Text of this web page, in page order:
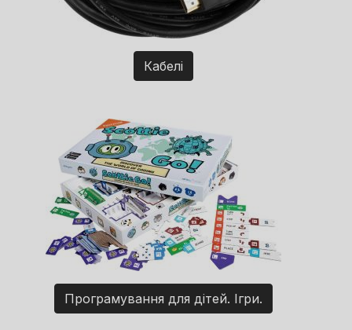
Кабелі
Програмування для дітей. Ігри.